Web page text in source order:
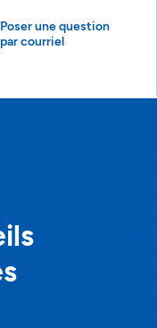
Poser une question
par courriel